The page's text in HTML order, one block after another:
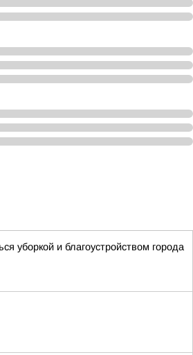
уборкой и благоустройством города